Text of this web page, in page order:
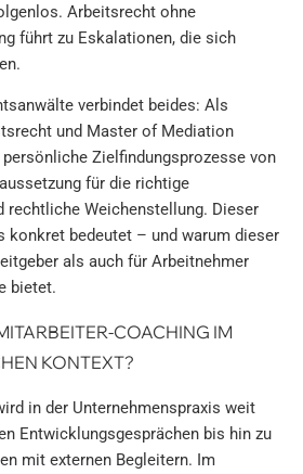
Arbeitsrecht ohne
führt zu Eskalationen, die sich
verbindet beides: Als
und Master of Mediation
Zielfindungsprozesse von
für die richtige
rechtliche Weichenstellung. Dieser
konkret bedeutet – und warum dieser
als auch für Arbeitnehmer
bietet.
COACHING IM
KONTEXT?
in der Unternehmenspraxis weit
Entwicklungsgesprächen bis hin zu
mit externen Begleitern. Im